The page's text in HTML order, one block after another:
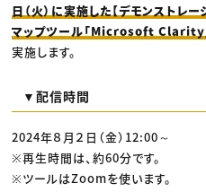
プロフェッショナル
日（火）に実施した【デモンストレ
マップツール「Microsoft Clarity
実施します。
▼配信時間
2024年８月２日（金）12:00～
※再生時間は、約60分です。
※ツールはZoomを使います。